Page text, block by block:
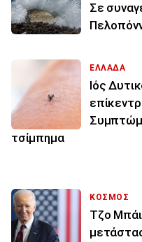
Σε
ΕΛΛΑΔΑ
Ιός
τσίμπημα
ΚΟΣΜΟΣ
Τζο